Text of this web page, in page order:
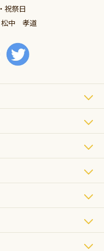
祝祭日
松中 孝道